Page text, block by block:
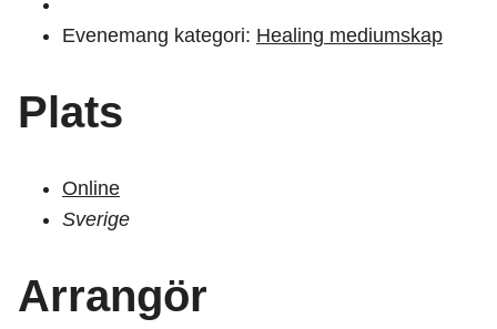
Evenemang kategori: Healing mediumskap
Plats
Online
Sverige
Arrangör